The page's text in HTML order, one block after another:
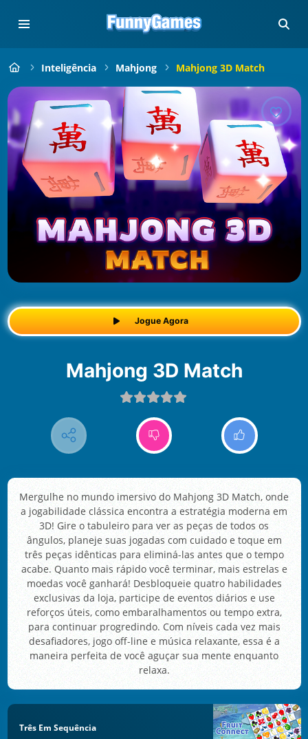
Inteligência Mahjong Mahjong 3D Match
Jogue Agora
Mahjong 3D Match
Mergulhe no mundo imersivo do Mahjong 3D Match, onde
a jogabilidade clássica encontra a estratégia moderna em
3D! Gire o tabuleiro para ver as peças de todos os
ângulos, planeje suas jogadas com cuidado e toque em
três peças idênticas para eliminá-las antes que o tempo
acabe. Quanto mais rápido você terminar, mais estrelas e
moedas você ganhará! Desbloqueie quatro habilidades
exclusivas da loja, participe de eventos diários e use
reforços úteis, como embaralhamentos ou tempo extra,
para continuar progredindo. Com níveis cada vez mais
desafiadores, jogo off-line e música relaxante, essa é a
maneira perfeita de você aguçar sua mente enquanto
relaxa.
Três Em Sequência